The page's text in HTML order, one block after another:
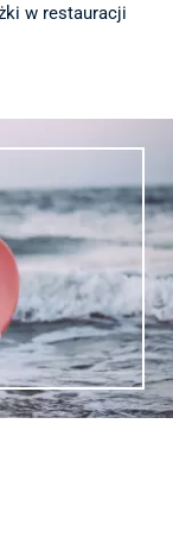
w restauracji